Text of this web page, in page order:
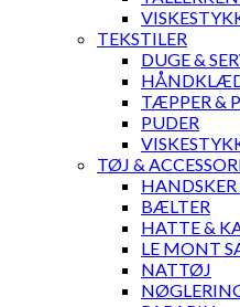
TEKSTILER
DUGE &
TÆPPER &
PUDER
TØJ &
HANDSKER
BÆLTER
HATTE &
LE MONT
NATTØJ